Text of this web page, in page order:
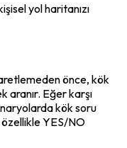
yol haritanızı
önce, kök
aranır. Eğer karşı
kök soru
özellikle YES/NO